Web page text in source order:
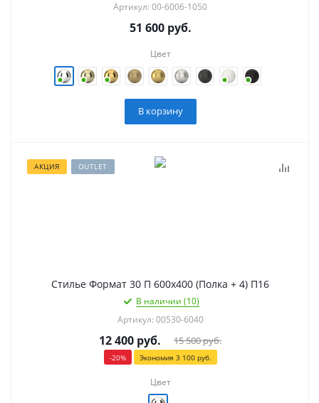
Артикул: 00-6006-1050
51 600руб.
Цвет
В корзину
АКЦИЯ OUTLET
Стилье Формат 30 П 600х400 (Полка + 4) П16
В наличии (10)
Артикул: 00530-6040
12 400 руб. 15 500руб.
-20% Экономия 3 100руб.
Цвет